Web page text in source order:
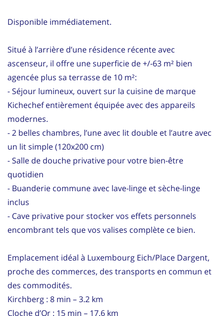
Disponible immédiatement.
Situé à l’arrière d’une résidence récente avec
ascenseur, il offre une superficie de +/-63 m² bien
agencée plus sa terrasse de 10 m²:
- Séjour lumineux, ouvert sur la cuisine de marque
Kichechef entièrement équipée avec des appareils
modernes.
- 2 belles chambres, l’une avec lit double et l’autre avec
un lit simple (120x200 cm)
- Salle de douche privative pour votre bien-être
quotidien
- Buanderie commune avec lave-linge et sèche-linge
inclus
- Cave privative pour stocker vos effets personnels
encombrant tels que vos valises complète ce bien.
Emplacement idéal à Luxembourg Eich/Place Dargent,
proche des commerces, des transports en commun et
des commodités.
Kirchberg : 8 min – 3.2 km
Cloche d’Or : 15 min – 17.6 km